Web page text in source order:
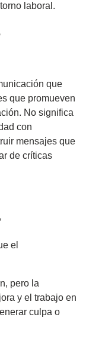
laboral.
que
que promueven
. No significa
con
mensajes que
de críticas
el
pero la
y el trabajo en
culpa o